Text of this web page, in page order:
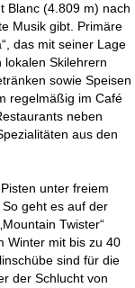
Blanc (4.809 m) nach
Musik gibt. Primäre
das mit seiner Lage
lokalen Skilehrern
sowie Speisen
regelmäßig im Café
neben
aus den
unter freiem
geht es auf der
Twister“
Winter mit bis zu 40
sind für die
der Schlucht von